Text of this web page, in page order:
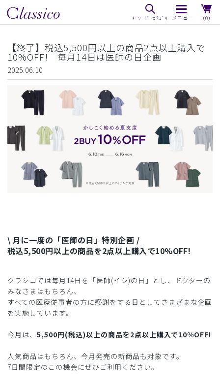
（0）
【終了】税込5,500円以上の商品2点以上購入で
10%OFF! 毎月14日は医師の日企画
2025.06.10
\ 月に一度の「医師の日」特別企画 /
税込5,500円以上の商品を2点以上購入で10%OFF!
クラシコでは毎月14日を「医師(イシ)の日」とし、ドクターの
みなさまはもちろん、
すべての医療従事者の方に感謝をする日としてさまざまな企画
を実施しています。
今月は、 5,500円(税込)以上の商品を2点以上購入で10%OFF!
人気商品はもちろん、今月発売の新商品も対象です。
7日間限定のこの機会にぜひご利用ください。